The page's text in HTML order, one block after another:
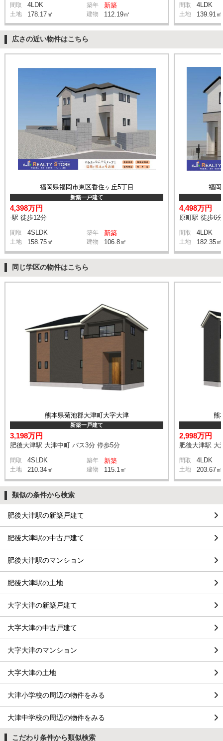
間取 4LDK 築年 新築
土地 178.17㎡ 建物 112.19㎡
間取 4LDK
土地 139.91㎡
広さの近い物件はこちら
福岡県福岡市東区香住ヶ丘5丁目
新築一戸建て
4,398万円
-駅 徒歩12分
間取 4SLDK 築年 新築
土地 158.75㎡ 建物 106.8㎡
福岡
4,498万円
原町駅 徒歩6分
間取 4LDK
土地 182.35㎡
同じ学区の物件はこちら
熊本県菊池郡大津町大字大津
新築一戸建て
3,198万円
肥後大津駅 大津中町 バス3分 停歩5分
間取 4SLDK 築年 新築
土地 210.34㎡ 建物 115.1㎡
熊
2,998万円
肥後大津駅 大
間取 4LDK
土地 203.67㎡
類似の条件から検索
肥後大津駅の新築戸建て
肥後大津駅の中古戸建て
肥後大津駅のマンション
肥後大津駅の土地
大字大津の新築戸建て
大字大津の中古戸建て
大字大津のマンション
大字大津の土地
大津小学校の周辺の物件をみる
大津中学校の周辺の物件をみる
こだわり条件から類似検索